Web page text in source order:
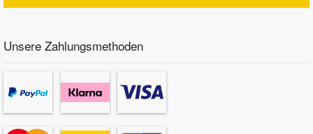
Unsere Zahlungsmethoden